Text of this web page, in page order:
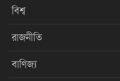
বিশ্ব
রাজনীতি
বাণিজ্য